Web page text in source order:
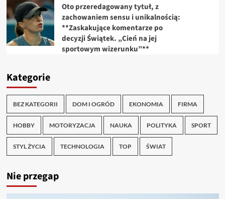
Oto przeredagowany tytuł, z
zachowaniem sensu i unikalnością:
**Zaskakujące komentarze po
decyzji Świątek. „Cień na jej
sportowym wizerunku”**
Kategorie
BEZ KATEGORII DOM I OGRÓD EKONOMIA FIRMA
HOBBY MOTORYZACJA NAUKA POLITYKA SPORT
STYL ŻYCIA TECHNOLOGIA TOP ŚWIAT
Nie przegap